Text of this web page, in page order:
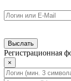
Регистрационная
×